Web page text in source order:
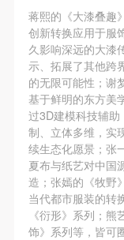
蒋熙的《大漆叠趣
创新转换应用于服
久影响深远的大漆
示、拓展了其他跨
的无限可能性；谢
基于鲜明的东方美
过3D建模科技辅
制、立体多维，实
续生态化愿景；张
夏布与纸艺对中国
造‌；张嫣的《牧野‌
当代都市服装的转
《衍形‌》系列；
饰》系列等，皆可